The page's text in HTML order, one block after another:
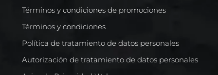
Términos y condiciones de promociones
Términos y condiciones
Política de tratamiento de datos personales
Autorización de tratamiento de datos personales